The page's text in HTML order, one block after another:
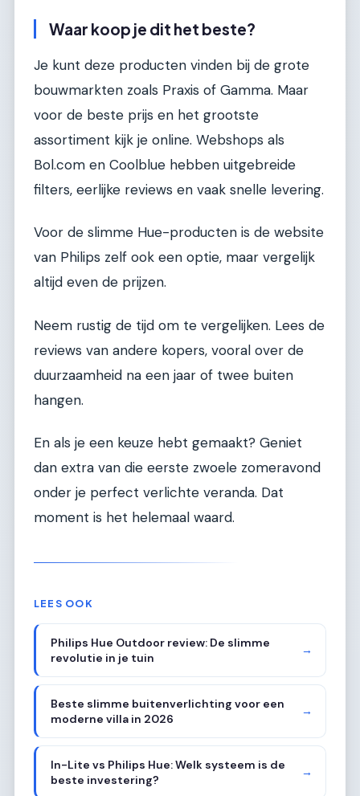
Waar koop je dit het beste?
Je kunt deze producten vinden bij de grote
bouwmarkten zoals Praxis of Gamma. Maar
voor de beste prijs en het grootste
assortiment kijk je online. Webshops als
Bol.com en Coolblue hebben uitgebreide
filters, eerlijke reviews en vaak snelle levering.
Voor de slimme Hue-producten is de website
van Philips zelf ook een optie, maar vergelijk
altijd even de prijzen.
Neem rustig de tijd om te vergelijken. Lees de
reviews van andere kopers, vooral over de
duurzaamheid na een jaar of twee buiten
hangen.
En als je een keuze hebt gemaakt? Geniet
dan extra van die eerste zwoele zomeravond
onder je perfect verlichte veranda. Dat
moment is het helemaal waard.
LEES OOK
Philips Hue Outdoor review: De slimme
revolutie in je tuin
→
Beste slimme buitenverlichting voor een
moderne villa in 2026
→
In-Lite vs Philips Hue: Welk systeem is de
beste investering?
→